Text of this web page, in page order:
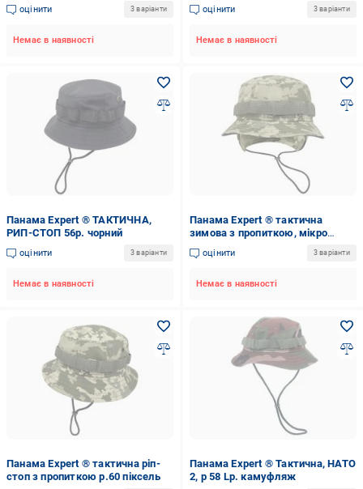
оцінити 3 варіанти
Немає в наявності
оцінити 3 варіанти
Немає в наявності
Панама Expert ® ТАКТИЧНА,
РИП-СТОП 56р. чорний
оцінити 3 варіанти
Немає в наявності
Панама Expert ® тактична
зимова з пропиткою, мікро
хутро р.56 піксель
оцінити 3 варіанти
Немає в наявності
Панама Expert ® тактична ріп-
стоп з пропиткою р.60 піксель
Панама Expert ® Тактична, НАТО
2, р 58 Lр. камуфляж